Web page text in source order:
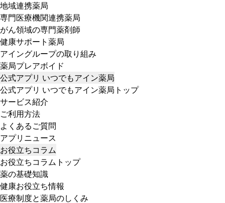
地域連携薬局
専門医療機関連携薬局
がん領域の専門薬剤師
健康サポート薬局
アイングループの取り組み
薬局プレアボイド
公式アプリ いつでもアイン薬局
公式アプリ いつでもアイン薬局トップ
サービス紹介
ご利用方法
よくあるご質問
アプリニュース
お役立ちコラム
お役立ちコラムトップ
薬の基礎知識
健康お役立ち情報
医療制度と薬局のしくみ